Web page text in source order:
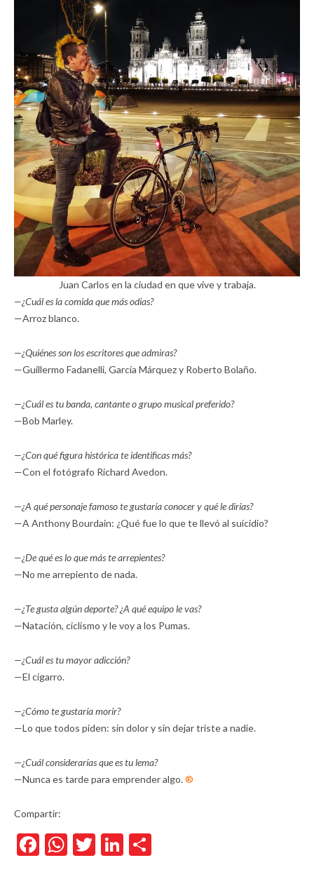
Juan Carlos en la ciudad en que vive y trabaja.
—¿Cuál es la comida que más odias?
—Arroz blanco.
—¿Quiénes son los escritores que admiras?
—Guillermo Fadanelli, García Márquez y Roberto Bolaño.
—¿Cuál es tu banda, cantante o grupo musical preferido?
—Bob Marley.
—¿Con qué figura histórica te identificas más?
—Con el fotógrafo Richard Avedon.
—¿A qué personaje famoso te gustaría conocer y qué le dirías?
—A Anthony Bourdain: ¿Qué fue lo que te llevó al suicidio?
—¿De qué es lo que más te arrepientes?
—No me arrepiento de nada.
—¿Te gusta algún deporte? ¿A qué equipo le vas?
—Natación, ciclismo y le voy a los Pumas.
—¿Cuál es tu mayor adicción?
—El cigarro.
—¿Cómo te gustaría morir?
—Lo que todos piden: sin dolor y sin dejar triste a nadie.
—¿Cuál considerarías que es tu lema?
—Nunca es tarde para emprender algo.®
Compartir:
Facebook
WhatsApp
TwitterLinkedIn